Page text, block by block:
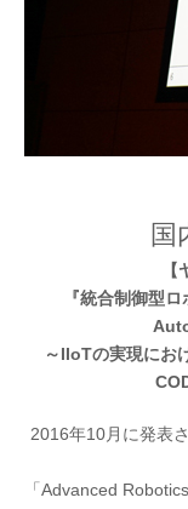
国
『統合制御型
～IIoTの実現にお
2016年10月に発表
「Advanced